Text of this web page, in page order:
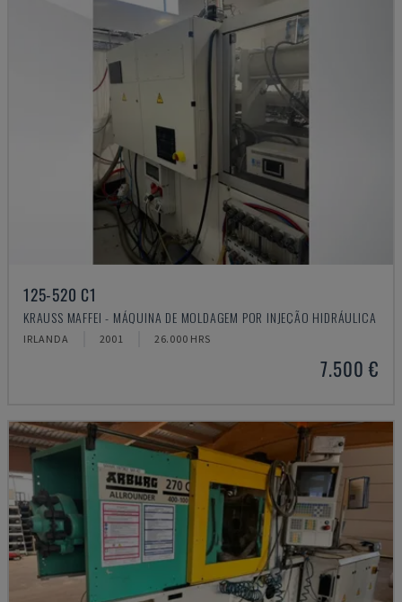
125-520 C1
KRAUSS MAFFEI - MÁQUINA DE MOLDAGEM POR INJEÇÃO HIDRÁULICA
IRLANDA 2001 26.000 HRS
7.500 €